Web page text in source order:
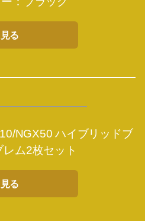
る
NGX50 ハイブリッドブ
レム2枚セット
る